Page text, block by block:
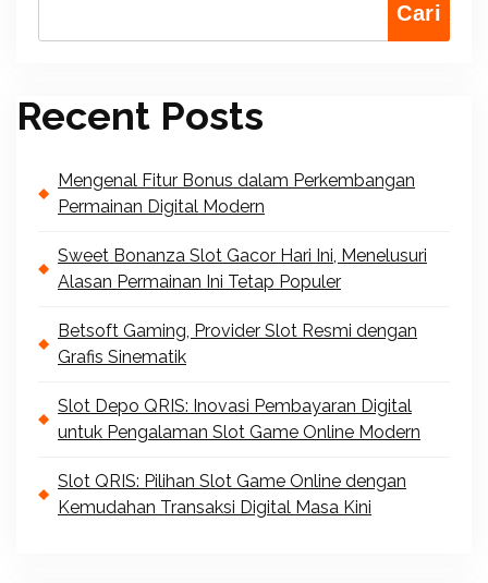
Cari
Recent Posts
Mengenal Fitur Bonus dalam Perkembangan
Permainan Digital Modern
Sweet Bonanza Slot Gacor Hari Ini, Menelusuri
Alasan Permainan Ini Tetap Populer
Betsoft Gaming, Provider Slot Resmi dengan
Grafis Sinematik
Slot Depo QRIS: Inovasi Pembayaran Digital
untuk Pengalaman Slot Game Online Modern
Slot QRIS: Pilihan Slot Game Online dengan
Kemudahan Transaksi Digital Masa Kini